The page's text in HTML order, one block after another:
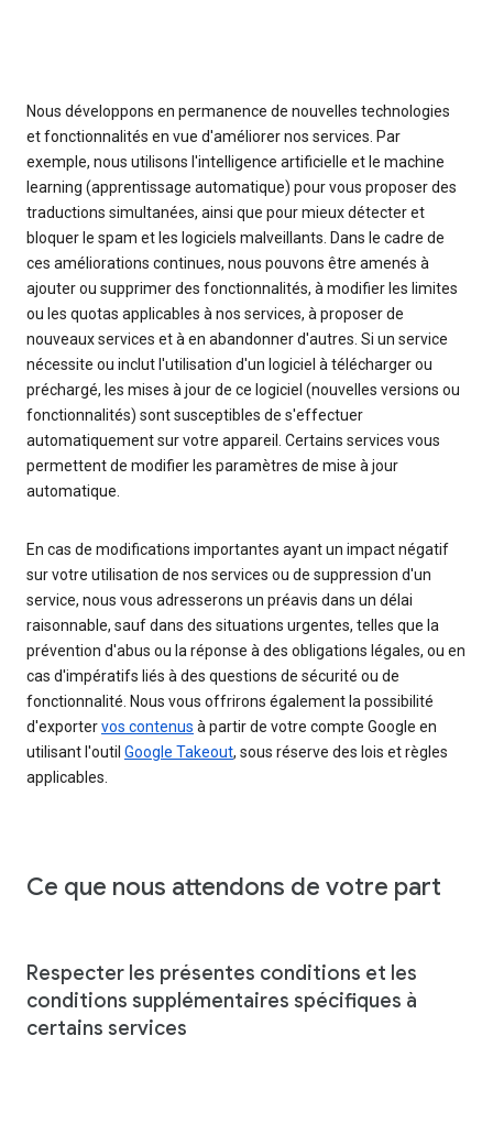
Nous développons en permanence de nouvelles technologies
et fonctionnalités en vue d'améliorer nos services. Par
exemple, nous utilisons l'intelligence artificielle et le machine
learning (apprentissage automatique) pour vous proposer des
traductions simultanées, ainsi que pour mieux détecter et
bloquer le spam et les logiciels malveillants. Dans le cadre de
ces améliorations continues, nous pouvons être amenés à
ajouter ou supprimer des fonctionnalités, à modifier les limites
ou les quotas applicables à nos services, à proposer de
nouveaux services et à en abandonner d'autres. Si un service
nécessite ou inclut l'utilisation d'un logiciel à télécharger ou
préchargé, les mises à jour de ce logiciel (nouvelles versions ou
fonctionnalités) sont susceptibles de s'effectuer
automatiquement sur votre appareil. Certains services vous
permettent de modifier les paramètres de mise à jour
automatique.
En cas de modifications importantes ayant un impact négatif
sur votre utilisation de nos services ou de suppression d'un
service, nous vous adresserons un préavis dans un délai
raisonnable, sauf dans des situations urgentes, telles que la
prévention d'abus ou la réponse à des obligations légales, ou en
cas d'impératifs liés à des questions de sécurité ou de
fonctionnalité. Nous vous offrirons également la possibilité
d'exportervos contenus à partir de votre compte Google en
utilisant l'outil Google Takeout, sous réserve des lois et règles
applicables.
Ce que nous attendons de votre part
Respecter les présentes conditions et les
conditions supplémentaires spécifiques à
certains services